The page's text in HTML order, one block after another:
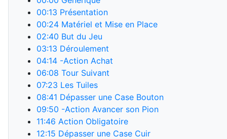
00:13 Présentation
00:24 Matériel et Mise en Place
02:40 But du Jeu
03:13 Déroulement
04:14 -Action Achat
06:08 Tour Suivant
07:23 Les Tuiles
08:41 Dépasser une Case Bouton
09:50 -Action Avancer son Pion
11:46 Action Obligatoire
12:15 Dépasser une Case Cuir